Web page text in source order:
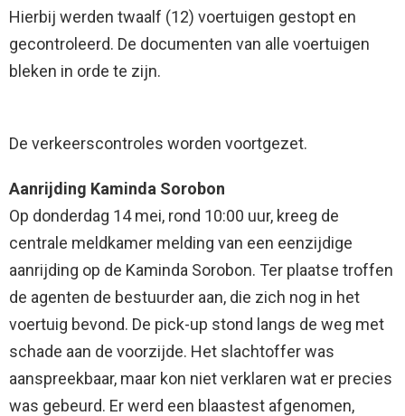
Hierbij werden twaalf (12) voertuigen gestopt en
gecontroleerd. De documenten van alle voertuigen
bleken in orde te zijn.
De verkeerscontroles worden voortgezet.
Aanrijding Kaminda Sorobon
Op donderdag 14 mei, rond 10:00 uur, kreeg de
centrale meldkamer melding van een eenzijdige
aanrijding op de Kaminda Sorobon. Ter plaatse troffen
de agenten de bestuurder aan, die zich nog in het
voertuig bevond. De pick-up stond langs de weg met
schade aan de voorzijde. Het slachtoffer was
aanspreekbaar, maar kon niet verklaren wat er precies
was gebeurd. Er werd een blaastest afgenomen,